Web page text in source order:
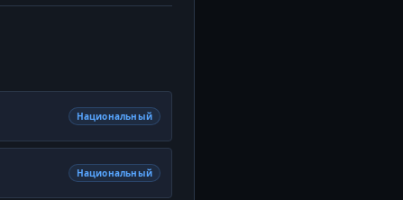
Национальный
Национальный